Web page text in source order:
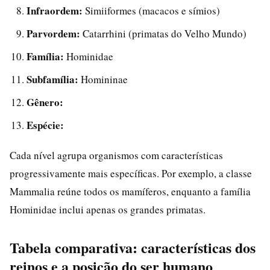
Infraordem: Simiiformes (macacos e símios)
Parvordem: Catarrhini (primatas do Velho Mundo)
Família: Hominidae
Subfamília: Homininae
Gênero:
Espécie:
Cada nível agrupa organismos com características
progressivamente mais específicas. Por exemplo, a classe
Mammalia reúne todos os mamíferos, enquanto a família
Hominidae inclui apenas os grandes primatas.
Tabela comparativa: características dos